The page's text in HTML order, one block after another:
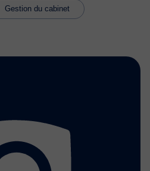
Gestion du cabinet